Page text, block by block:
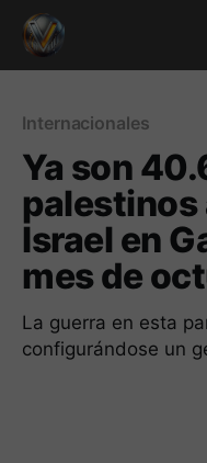
Internacionales
Ya son
palestinos
Israel en
mes de
La guerra en esta
configurándose un